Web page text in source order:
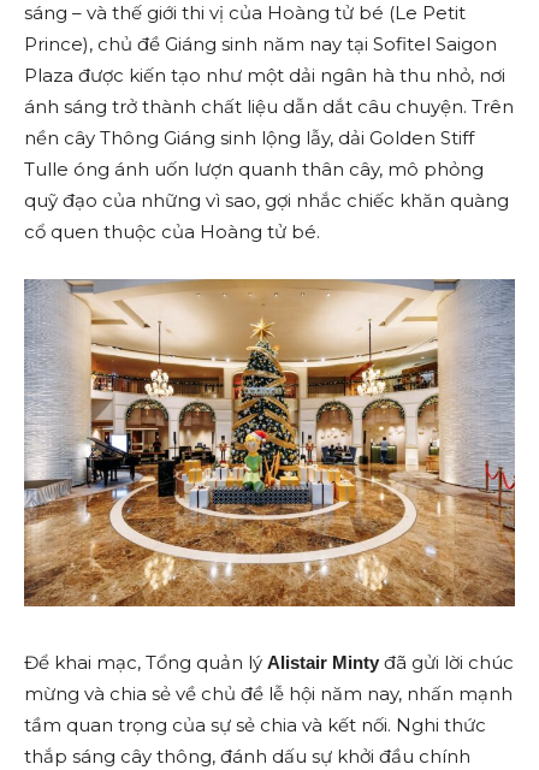
sáng – và thế giới thi vị của Hoàng tử bé (Le Petit
Prince), chủ đề Giáng sinh năm nay tại Sofitel Saigon
Plaza được kiến tạo như một dải ngân hà thu nhỏ, nơi
ánh sáng trở thành chất liệu dẫn dắt câu chuyện. Trên
nền cây Thông Giáng sinh lộng lẫy, dải Golden Stiff
Tulle óng ánh uốn lượn quanh thân cây, mô phỏng
quỹ đạo của những vì sao, gợi nhắc chiếc khăn quàng
cổ quen thuộc của Hoàng tử bé.
Để khai mạc, Tổng quản lý Alistair Minty đã gửi lời chúc
mừng và chia sẻ về chủ đề lễ hội năm nay, nhấn mạnh
tầm quan trọng của sự sẻ chia và kết nối. Nghi thức
thắp sáng cây thông, đánh dấu sự khởi đầu chính